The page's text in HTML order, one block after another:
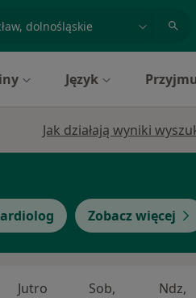
lub dzielnica
Język
Jak działają wyniki
Zobacz więcej
Jutro Sob, Ndz,